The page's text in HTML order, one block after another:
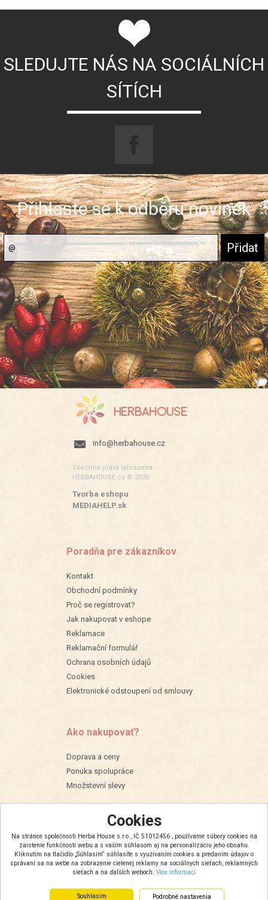
Cookies
Na stránce společnosti Herba House s.r.o., IČ 51012456 , používame súbory cookies na
zaistenie funkčnosti webu a s vaším súhlasom aj na personalizáciu jeho obsahu.
Kliknutím na tlačidlo „Súhlasím“ súhlasíte s využívaním cookies a predaním údajov o
správaní sa na webe na zobrazenie cielenej reklamy na sociálnych sieťach, reklamných
sieťach a na ďalších weboch. Více informací
Souhlasím Podrobné nastavenia
SLEDUJTE NÁS NA SOCIÁLNÍCH
SÍTÍCH
Přihlaste se k odběru novinek
info@herbahouse.cz
Všechna práva vyhrazena.
HERBAHOUSE.cz © 2026
Tvorba eshopu:
MEDIAHELP.sk
Poradňa pre zákazníkov
Kontakt
Obchodní podmínky
Proč se registrovat?
Jak nakupovat v eshope
Reklamace
Reklamační formulář
Ochrana osobních údajů
Cookies
Elektronické odstoupení od smlouvy
Ako nakupovať?
Doprava a ceny
Ponuka spolupráce
Množstevní slevy